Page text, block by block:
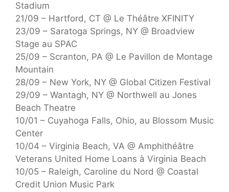
Stadium
21/09 – Hartford, CT @ Le Théâtre XFINITY
23/09 – Saratoga Springs, NY @ Broadview
Stage au SPAC
25/09 – Scranton, PA @ Le Pavillon de Montage
Mountain
28/09 – New York, NY @ Global Citizen Festival
29/09 – Wantagh, NY @ Northwell au Jones
Beach Theatre
10/01 – Cuyahoga Falls, Ohio, au Blossom Music
Center
10/04 – Virginia Beach, VA @ Amphithéâtre
Veterans United Home Loans à Virginia Beach
10/05 – Raleigh, Caroline du Nord @ Coastal
Credit Union Music Park